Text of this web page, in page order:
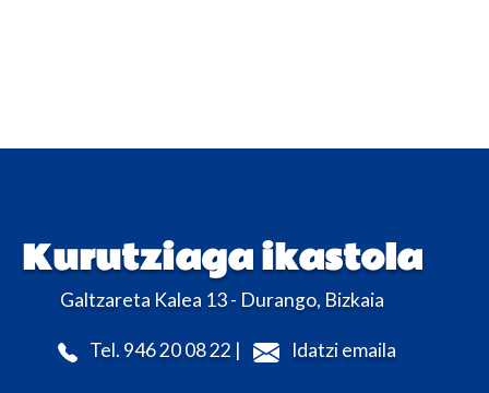
Kurutziaga ikastola
Galtzareta Kalea 13 - Durango, Bizkaia
Tel. 946 20 08 22 | Idatzi emaila